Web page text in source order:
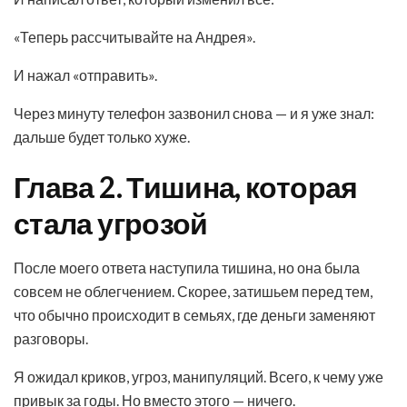
«Теперь рассчитывайте на Андрея».
И нажал «отправить».
Через минуту телефон зазвонил снова — и я уже знал:
дальше будет только хуже.
Глава 2. Тишина, которая
стала угрозой
После моего ответа наступила тишина, но она была
совсем не облегчением. Скорее, затишьем перед тем,
что обычно происходит в семьях, где деньги заменяют
разговоры.
Я ожидал криков, угроз, манипуляций. Всего, к чему уже
привык за годы. Но вместо этого — ничего.